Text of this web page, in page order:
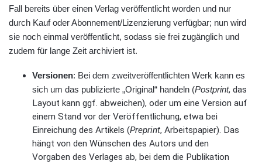
Fall bereits über einen Verlag veröffentlicht worden und nur
durch Kauf oder Abonnement/Lizenzierung verfügbar; nun wird
sie noch einmal veröffentlicht, sodass sie frei zugänglich und
zudem für lange Zeit archiviert ist.
Versionen: Bei dem zweitveröffentlichten Werk kann es
sich um das publizierte „Original“ handeln (Postprint, das
Layout kann ggf. abweichen), oder um eine Version auf
einem Stand vor der Veröffentlichung, etwa bei
Einreichung des Artikels (Preprint, Arbeitspapier). Das
hängt von den Wünschen des Autors und den
Vorgaben des Verlages ab, bei dem die Publikation